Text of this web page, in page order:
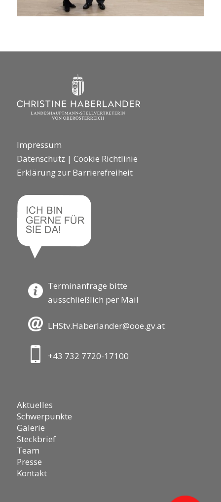
Impressum
Datenschutz | Cookie Richtlinie
Erklärung zur Barrierefreiheit
Terminanfrage bitte
ausschließlich per Mail
LHStv.Haberlander@ooe.gv.at
+43 732 7720-17100
Aktuelles
Schwerpunkte
Galerie
Steckbrief
Team
Presse
Kontakt